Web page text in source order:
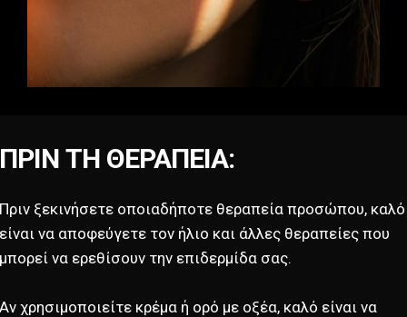
ΤΗ ΘΕΡΑΠΕΙΑ:
ξεκινήσετε οποιαδήποτε θεραπεία προσώπου, καλό
να αποφεύγετε τον ήλιο και άλλες θεραπείες που
να ερεθίσουν την επιδερμίδα σας.
χρησιμοποιείτε κρέμα ή ορό με οξέα, καλό είναι να